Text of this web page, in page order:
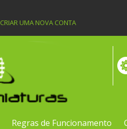
CRIAR UMA NOVA CONTA
Regras de Funcionamento